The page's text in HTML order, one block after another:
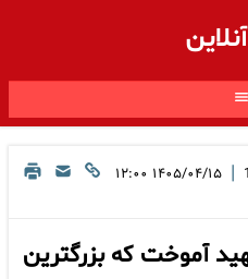
آنلاین
| ۱۴۰۵/۰۴/۱۵ ۱۲:۰۰
آموخت که بزرگترین